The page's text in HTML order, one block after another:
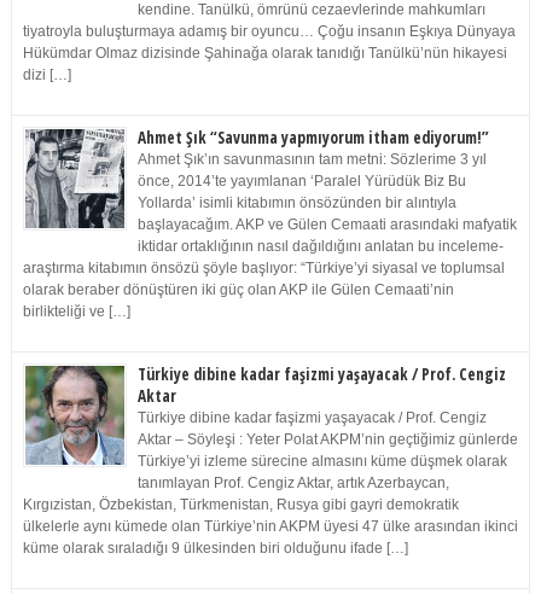
kendine. Tanülkü, ömrünü cezaevlerinde mahkumları
tiyatroyla buluşturmaya adamış bir oyuncu… Çoğu insanın Eşkıya Dünyaya
Hükümdar Olmaz dizisinde Şahinağa olarak tanıdığı Tanülkü’nün hikayesi
dizi […]
Ahmet Şık “Savunma yapmıyorum itham ediyorum!”
Ahmet Şık’ın savunmasının tam metni: Sözlerime 3 yıl
önce, 2014’te yayımlanan ‘Paralel Yürüdük Biz Bu
Yollarda’ isimli kitabımın önsözünden bir alıntıyla
başlayacağım. AKP ve Gülen Cemaati arasındaki mafyatik
iktidar ortaklığının nasıl dağıldığını anlatan bu inceleme-
araştırma kitabımın önsözü şöyle başlıyor: “Türkiye’yi siyasal ve toplumsal
olarak beraber dönüştüren iki güç olan AKP ile Gülen Cemaati’nin
birlikteliği ve […]
Türkiye dibine kadar faşizmi yaşayacak / Prof. Cengiz
Aktar
Türkiye dibine kadar faşizmi yaşayacak / Prof. Cengiz
Aktar – Söyleşi : Yeter Polat AKPM’nin geçtiğimiz günlerde
Türkiye’yi izleme sürecine almasını küme düşmek olarak
tanımlayan Prof. Cengiz Aktar, artık Azerbaycan,
Kırgızistan, Özbekistan, Türkmenistan, Rusya gibi gayri demokratik
ülkelerle aynı kümede olan Türkiye’nin AKPM üyesi 47 ülke arasından ikinci
küme olarak sıraladığı 9 ülkesinden biri olduğunu ifade […]